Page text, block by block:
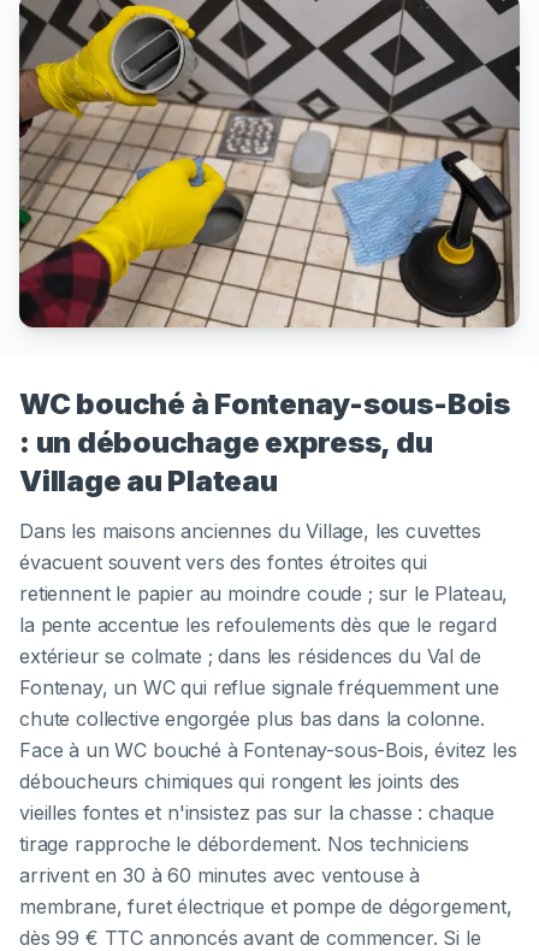
WC bouché à Fontenay-sous-Bois
: un débouchage express, du
Village au Plateau
Dans les maisons anciennes du Village, les cuvettes
évacuent souvent vers des fontes étroites qui
retiennent le papier au moindre coude ; sur le Plateau,
la pente accentue les refoulements dès que le regard
extérieur se colmate ; dans les résidences du Val de
Fontenay, un WC qui reflue signale fréquemment une
chute collective engorgée plus bas dans la colonne.
Face à un WC bouché à Fontenay-sous-Bois, évitez les
déboucheurs chimiques qui rongent les joints des
vieilles fontes et n'insistez pas sur la chasse : chaque
tirage rapproche le débordement. Nos techniciens
arrivent en 30 à 60 minutes avec ventouse à
membrane, furet électrique et pompe de dégorgement,
dès 99 € TTC annoncés avant de commencer. Si le